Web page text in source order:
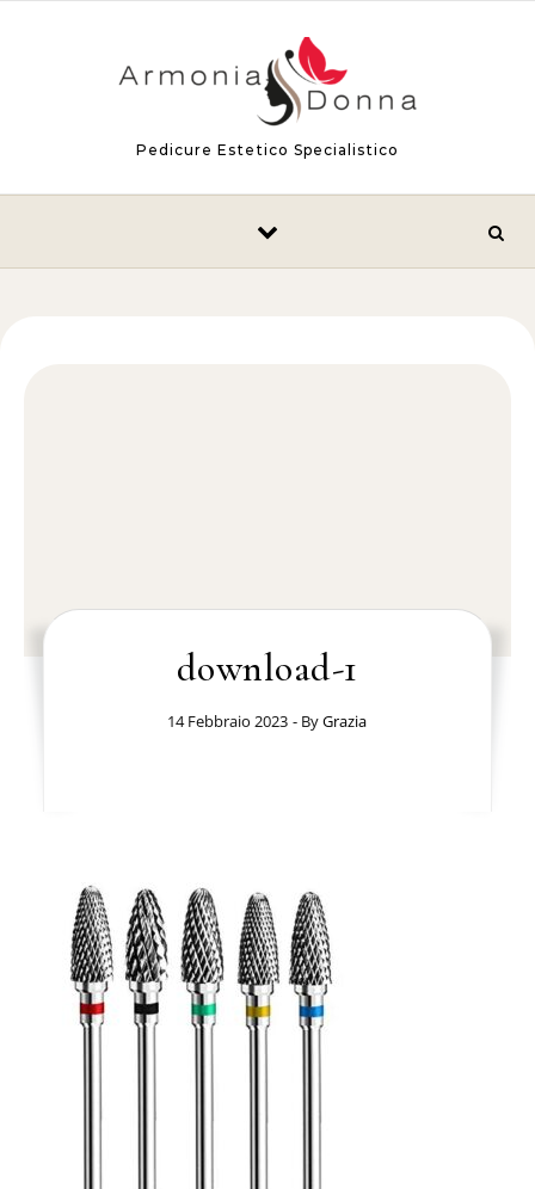
Pedicure Estetico Specialistico
download-1
14 Febbraio 2023 - ByGrazia